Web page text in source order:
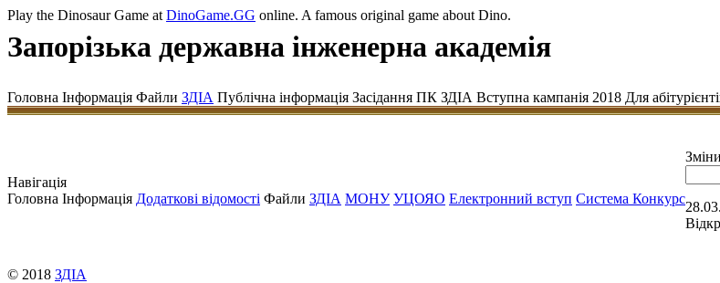
Play the Dinosaur Game at DinoGame.GG online. A famous original game about Dino.
Запорізька державна інженерна академія
Головна Інформація Файли ЗДІА Публічна інформація Засідання ПК ЗДІА Вступна кампанія 2018 Для
Навігація
Головна Інформація Додаткові відомості Файли ЗДІА МОНУ УЦОЯО Електронний вступ Система Конкурс
© 2018 ЗДІА